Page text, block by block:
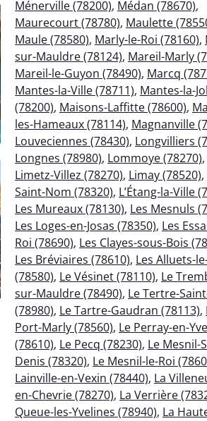
Ménerville (78200), Médan (78670),
Maurecourt (78780), Maulette
Maule (78580), Marly-le-Roi (78160),
sur-Mauldre (78124), Mareil-Marly
Mareil-le-Guyon (78490), Marcq
Mantes-la-Ville (78711), Mantes-la-
(78200), Maisons-Laffitte (78600),
les-Hameaux (78114), Magnanville
Louveciennes (78430), Longvilliers
Longnes (78980), Lommoye (78270),
Limetz-Villez (78270), Limay (78520),
Saint-Nom (78320), L’Étang-la-Ville
Les Mureaux (78130), Les Mesnuls
Les Loges-en-Josas (78350), Les
Roi (78690), Les Clayes-sous-Bois
Les Bréviaires (78610), Les Alluets-
(78580), Le Vésinet (78110), Le
sur-Mauldre (78490), Le Tertre-
(78980), Le Tartre-Gaudran (78113),
Port-Marly (78560), Le Perray-en-
(78610), Le Pecq (78230), Le Mesnil-
Denis (78320), Le Mesnil-le-Roi
Lainville-en-Vexin (78440), La
en-Chevrie (78270), La Verrière
Queue-les-Yvelines (78940), La